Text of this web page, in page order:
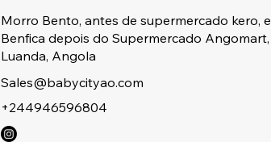
Morro Bento, antes de supermercado kero, e
Benfica depois do Supermercado Angomart,
Luanda, Angola
Sales@babycityao.com
+244946596804